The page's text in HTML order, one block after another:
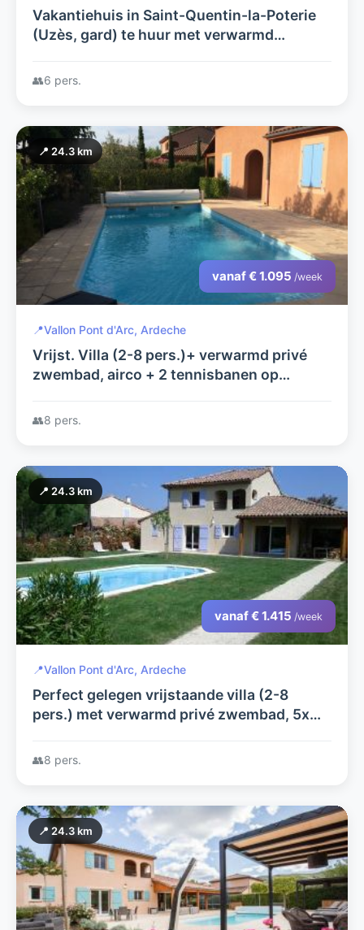
Vakantiehuis in Saint-Quentin-la-Poterie
(Uzès, gard) te huur met verwarmd
👥6 pers.
📍 24.3 km
vanaf € 1.095 /week
📍Vallon Pont d'Arc, Ardeche
Vrijst. Villa (2-8 pers.)+ verwarmd privé
zwembad, airco + 2 tennisbanen op
Pont d'Arc; a.d. rivier gelegen
👥8 pers.
📍 24.3 km
vanaf € 1.415 /week
📍Vallon Pont d'Arc, Ardeche
Perfect gelegen vrijstaande villa (2-8
pers.) met verwarmd privé zwembad, 5x
in Vallon Pont d'Arc
👥8 pers.
📍 24.3 km